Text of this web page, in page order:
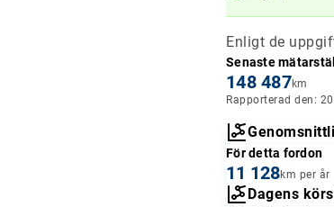
Enligt de
Senaste
148 487km
Rapporterad den:
För detta fordon
11 128km per år
Dagens